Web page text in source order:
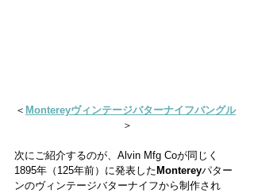
＜ Montereyヴィンテージバターナイフバングル
＞
次にご紹介するのが、Alvin Mfg Coが同じく
1895年（125年前）に発表した Montereyパター
ンのヴィンテージバターナイフから制作され